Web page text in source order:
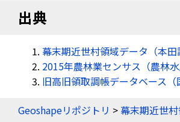
出典
幕末期近世村領域データ（本田
2015年農林業センサス（農林水
旧高旧領取調帳データベース（
Geoshapeリポジトリ > 幕末期近世